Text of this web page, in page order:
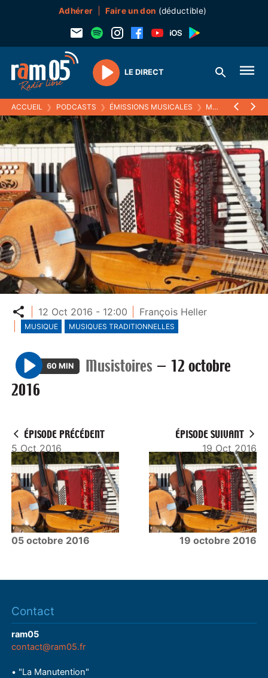
Adhérer Faire un don (déductible)
Play
LE DIRECT
ACCUEIL ❯ PODCASTS ❯ ÉMISSIONS MUSICALES ❯ MUSISTOIRES
Partager
12 Oct 2016 - 12:00 François Heller
MUSIQUE MUSIQUES TRADITIONNELLES
P
l
60 MIN Musistoires — 12 octobre
2016
ÉPISODE PRÉCÉDENT
5 Oct 2016
05 octobre 2016
ÉPISODE SUIVANT
19 Oct 2016
19 octobre 2016
Contact
ram05
contact@ram05.fr
• "La Manutention"